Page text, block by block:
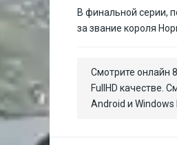
В финальной серии,
за звание короля
Смотрите онлайн
FullHD качестве.
Android и Windows